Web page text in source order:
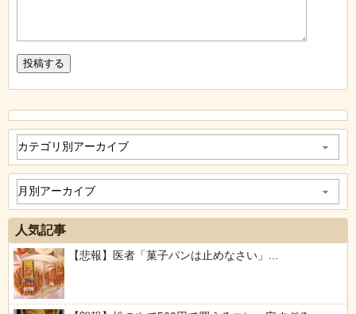
人気記事
【悲報】医者「菓子パンは止めなさい」...